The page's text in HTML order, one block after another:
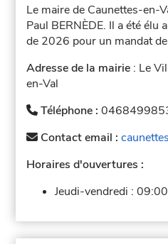
Le maire de Caunettes-en-
Paul BERNÈDE. Il a été élu
de 2026 pour un mandat
Adresse de la mairie : Le
en-Val
Téléphone :
Contact email :
Horaires d'ouvertures :
Jeudi-vendredi :